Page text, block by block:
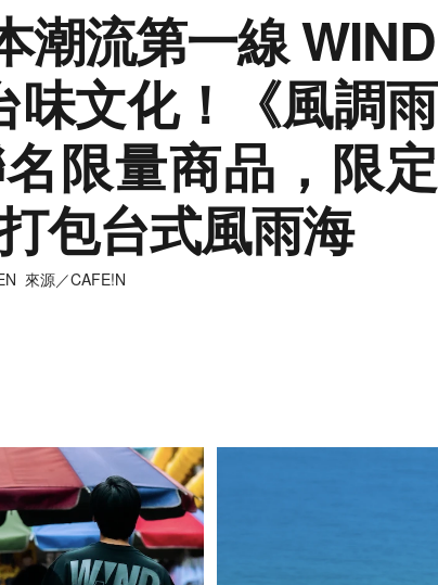
潮流第一線 WIND
文化！《風調雨
限量商品，限定
包台式風雨海
來源／CAFE!N